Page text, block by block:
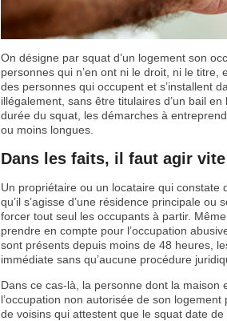
On désigne par squat d’un logement son
personnes qui n’en ont ni le droit, ni le
des personnes qui occupent et s’installent
illégalement, sans être titulaires d’un bail
durée du squat, les démarches à
ou moins longues.
Dans les faits, il faut agir
Un propriétaire ou un locataire qui constate
qu’il s’agisse d’une résidence principale
forcer tout seul les occupants à partir.
prendre en compte pour l’occupation
sont présents depuis moins de 48 heures,
immédiate sans qu’aucune procédure
Dans ce cas-là, la personne dont la
l’occupation non autorisée de son
de voisins qui attestent que le squat date